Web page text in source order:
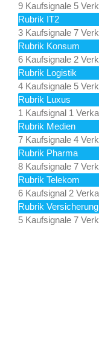
9 Kaufsignale 5
Rubrik IT2
3 Kaufsignale 7
Rubrik Konsum
6 Kaufsignale 2
Rubrik Logistik
4 Kaufsignale 5
Rubrik Luxus
1 Kaufsignal 1
Rubrik Medien
7 Kaufsignale 4
Rubrik Pharma
8 Kaufsignale 7
Rubrik Telekom
6 Kaufsignal 2
Rubrik Versicherung
5 Kaufsignale 7